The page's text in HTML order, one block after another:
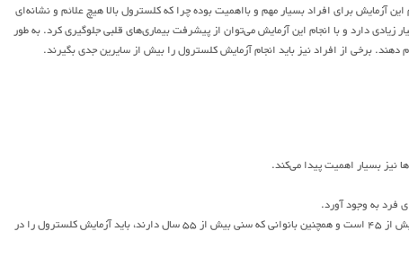
آزمایش برای افراد بسیار مهم و بااهمیت بوده چرا که کلسترول بالا هیچ علائم و نشانه‌ای
دارد و با انجام این آزمایش می‌توان از پیشرفت بیماری‌های قلبی جلوگیری کرد. به طور
نیز بسیار اهمیت پیدا می‌کند.
فرد به وجود آورد.
افزایش سن نیز می‌تواند سبب افزایش سطح کلسترول بدن شود. از این رو مردانی که سنشان بیش از ۴۵ است و همچنین بانوانی که سنی بیش از ۵۵ سال دارند، باید آزمایش کلسترول را در